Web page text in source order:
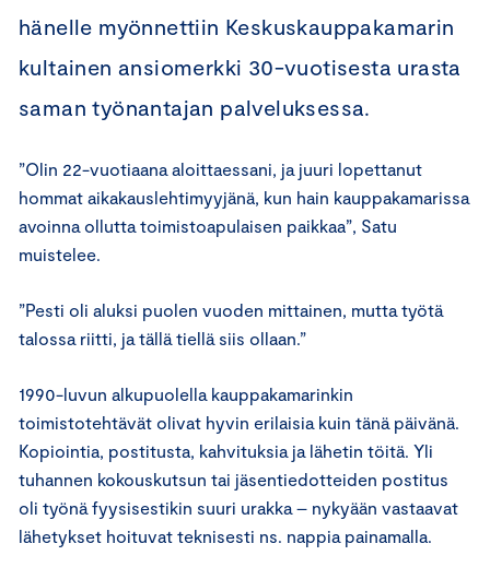
hänelle myönnettiin Keskuskauppakamarin
kultainen ansiomerkki 30-vuotisesta urasta
saman työnantajan palveluksessa.
”Olin 22-vuotiaana aloittaessani, ja juuri lopettanut
hommat aikakauslehtimyyjänä, kun hain kauppakamarissa
avoinna ollutta toimistoapulaisen paikkaa”, Satu
muistelee.
”Pesti oli aluksi puolen vuoden mittainen, mutta työtä
talossa riitti, ja tällä tiellä siis ollaan.”
1990-luvun alkupuolella kauppakamarinkin
toimistotehtävät olivat hyvin erilaisia kuin tänä päivänä.
Kopiointia, postitusta, kahvituksia ja lähetin töitä. Yli
tuhannen kokouskutsun tai jäsentiedotteiden postitus
oli työnä fyysisestikin suuri urakka – nykyään vastaavat
lähetykset hoituvat teknisesti ns. nappia painamalla.